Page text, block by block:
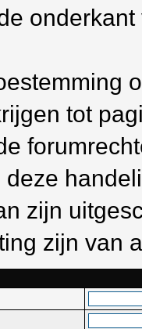
tot
zijn
zijn van